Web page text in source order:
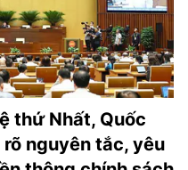
thứ Nhất, Quốc
nguyên tắc, yêu